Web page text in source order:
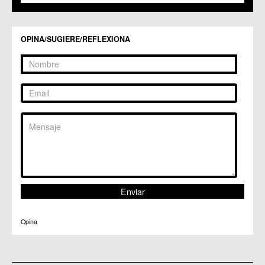
C.C. Zarandona
OPINA/SUGIERE/REFLEXIONA
Opina